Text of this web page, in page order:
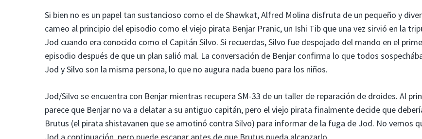
Si bien no es un papel tan sustancioso como el de Shawkat, Alfred Molina disfruta de un pequeño y
cameo al principio del episodio como el viejo pirata Benjar Pranic, un Ishi Tib que una vez sirvió en la
Jod cuando era conocido como el Capitán Silvo. Si recuerdas, Silvo fue despojado del mando en el
episodio después de que un plan salió mal. La conversación de Benjar confirma lo que todos
Jod y Silvo son la misma persona, lo que no augura nada bueno para los niños.
Jod/Silvo se encuentra con Benjar mientras recupera SM-33 de un taller de reparación de droides. Al
parece que Benjar no va a delatar a su antiguo capitán, pero el viejo pirata finalmente decide que
Brutus (el pirata shistavanen que se amotinó contra Silvo) para informar de la fuga de Jod. No vemos